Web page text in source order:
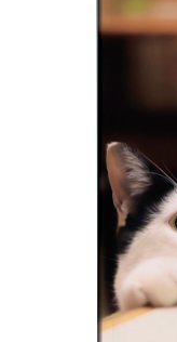
A6サイズの定番
メーカー希望小売価格：
+ 税
生産終了品
A6変形サイズ。本文